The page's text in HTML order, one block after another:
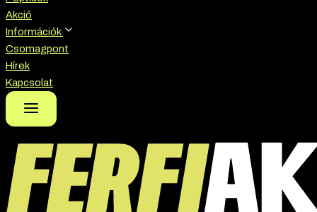
Akció
Információk
Csomagpont
Hírek
Kapcsolat